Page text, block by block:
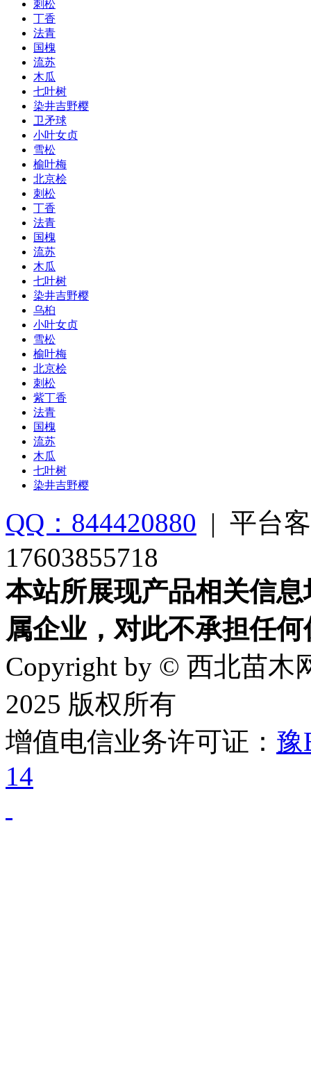
刺松
丁香
法青
国槐
流苏
木瓜
七叶树
染井吉野樱
卫矛球
小叶女贞
雪松
榆叶梅
北京桧
刺松
丁香
法青
国槐
流苏
木瓜
七叶树
染井吉野樱
乌桕
小叶女贞
雪松
榆叶梅
北京桧
刺松
紫丁香
法青
国槐
流苏
木瓜
七叶树
染井吉野樱
QQ：844420880 | 平台
17603855718
本站所展现产品相关信
属企业，对此不承担任
Copyright by © 西北苗木
2025 版权所有
增值电信业务许可证： 豫
14